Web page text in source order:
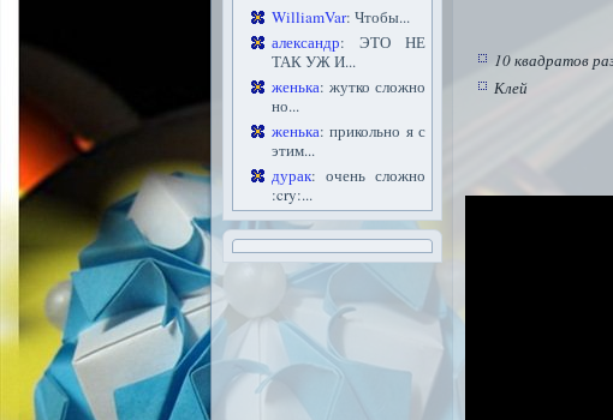
WilliamVar: Чтобы...
александр: ЭТО НЕ
ТАК УЖ И...
женька: жутко сложно
но...
женька: прикольно я с
этим...
дурак: очень сложно
:cry:...
10 квадратов
Клей